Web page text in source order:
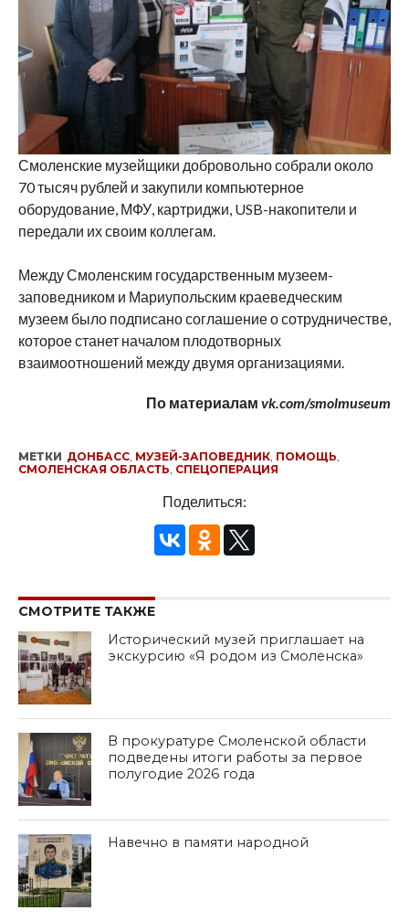
Смоленские музейщики добровольно собрали около
70 тысяч рублей и закупили компьютерное
оборудование, МФУ, картриджи, USB-накопители и
передали их своим коллегам.
Между Смоленским государственным музеем-
заповедником и Мариупольским краеведческим
музеем было подписано соглашение о сотрудничестве,
которое станет началом плодотворных
взаимоотношений между двумя организациями.
По материаламvk.com/smolmuseum
МЕТКИ ДОНБАСС, МУЗЕЙ-ЗАПОВЕДНИК, ПОМОЩЬ
СМОЛЕНСКАЯ ОБЛАСТЬ СПЕЦОПЕРАЦИЯ
Поделиться:
СМОТРИТЕ ТАКЖЕ
Исторический музей приглашает на
экскурсию «Я родом из Смоленска»
В прокуратуре Смоленской области
подведены итоги работы за первое
полугодие 2026 года
Навечно в памяти народной